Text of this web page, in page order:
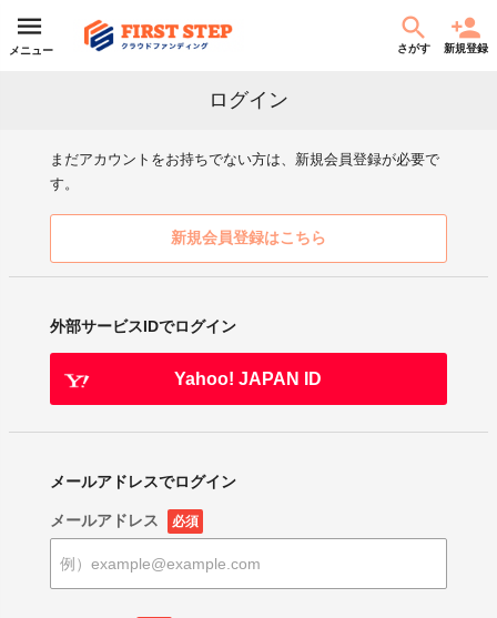
メニュー さがす 新規登録
ログイン
まだアカウントをお持ちでない方は、新規会員登録が必要で
す。
新規会員登録はこちら
外部サービスIDでログイン
Yahoo! JAPAN ID
メールアドレスでログイン
メールアドレス 必須